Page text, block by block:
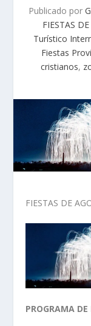
Publicado por
FIESTAS
Turístico
Fiestas
cristianos,
FIESTAS DE
PROGRAMA